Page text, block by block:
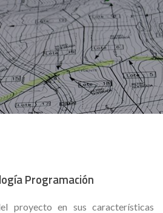
Programación
proyecto en sus características